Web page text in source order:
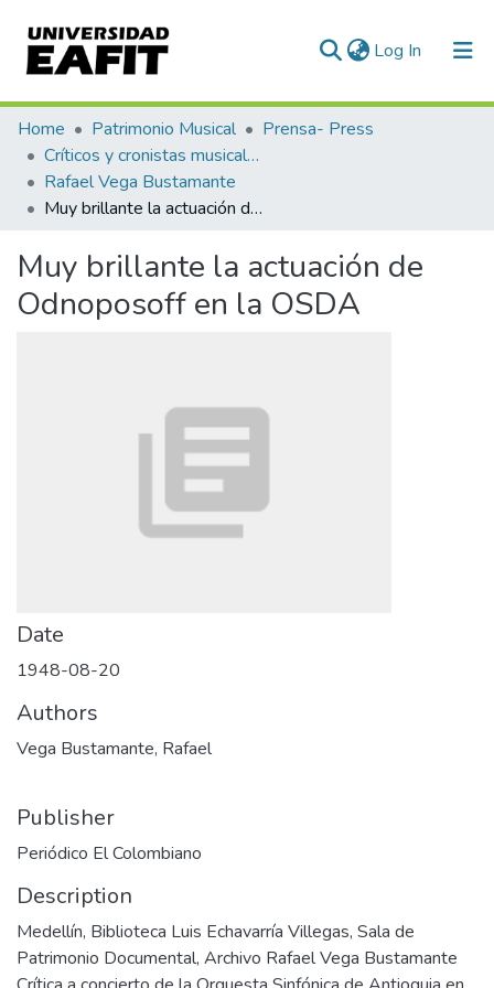
Log In (current)
Communities & Collections
All of DSpace
Statistics
Home Patrimonio Musical
Prensa- Press
Críticos y cronistas musicales
Rafael Vega Bustamante
Muy brillante la actuación de Odnoposoff en la OSDA
Muy brillante la actuación de
Odnoposoff en la OSDA
Date
1948-08-20
Authors
Vega Bustamante, Rafael
Publisher
Periódico El Colombiano
Description
Medellín, Biblioteca Luis Echavarría Villegas, Sala de
Patrimonio Documental, Archivo Rafael Vega Bustamante